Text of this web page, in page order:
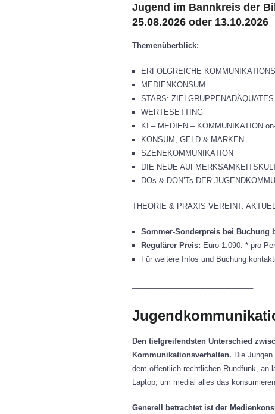
Jugend im Bannkreis der
25.08.2026 oder 13.10.2026
Themenüberblick:
ERFOLGREICHE
MEDIENKONSUM
STARS:
WERTESETTING
KI – MEDIEN – KOMMUNIKATION
KONSUM, GELD & MARKEN
SZENEKOMMUNIKATION
DIE NEUE
DOs & DON’Ts DER
THEORIE & PRAXIS VEREINT:
Sommer-Sonderpreis bei Buchung
Regulärer Preis: Euro 1.090.-* pro
Für weitere Infos und Buchung
Den tiefgreifendsten Unterschied
Kommunikationsverhalten. Die
dem öffentlich-rechtlichen Rundfunk, an
Laptop, um medial alles das
Generell betrachtet ist der